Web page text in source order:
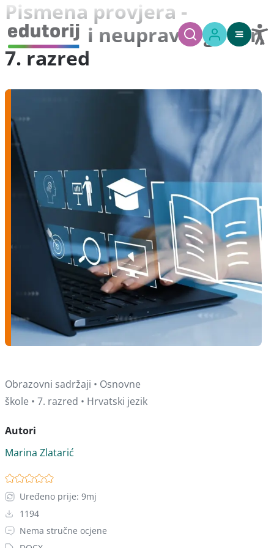
Pismena provjera -
Upravni i neupravni govor,
7. razred
Obrazovni sadržaji • Osnovne
škole • 7. razred • Hrvatski jezik
Autori
Marina Zlatarić
Uređeno prije: 9mj
1194
Nema stručne ocjene